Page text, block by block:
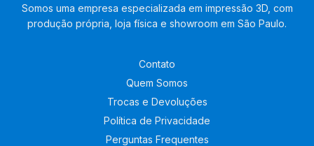
Somos uma empresa especializada em impressão 3D, com
produção própria, loja física e showroom em São Paulo.
Contato
Quem Somos
Trocas e Devoluções
Política de Privacidade
Perguntas Frequentes